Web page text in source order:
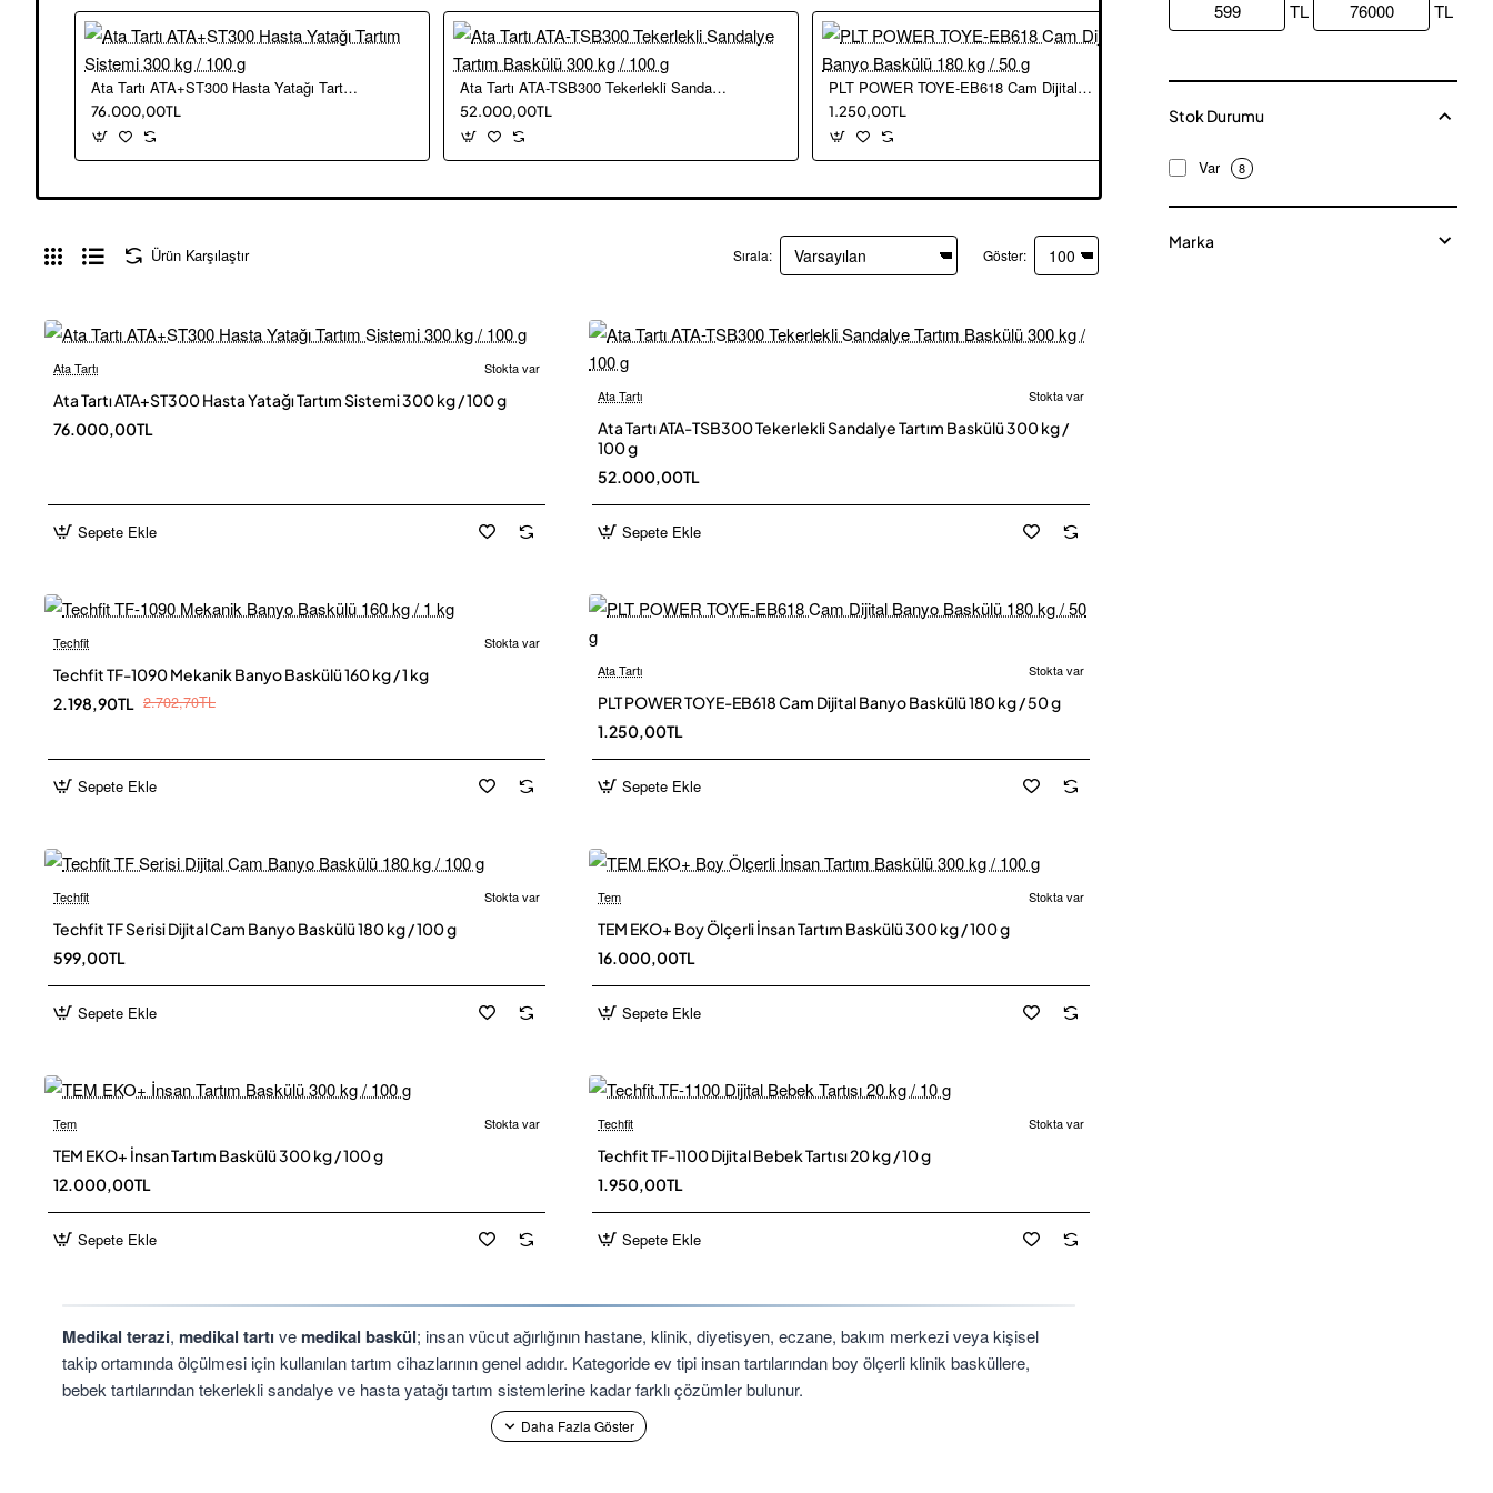
Ata Tartı ATA+ST300 Hasta Yatağı Tartım Sistemi 300 kg / 100 g
76.000,00TL
Ata Tartı ATA-TSB300 Tekerlekli Sandalye Tartım Baskülü 300 kg / 100 g
52.000,00TL
PLT POWER TOYE-EB618 Cam Dijital Banyo Baskülü 180 kg / 50 g
1.250,00TL
Techfit TF Serisi Dijital Cam Banyo Baskülü 180 kg / 100 g
599,00TL
Ürün Karşılaştır Sırala: Göster:
Ücretsiz Kargo
Ata Tartı Stokta var
Ata Tartı ATA+ST300 Hasta Yatağı Tartım Sistemi 300 kg / 100 g
76.000,00TL
Sepete Ekle
Ücretsiz Kargo
Ata Tartı Stokta var
Ata Tartı ATA-TSB300 Tekerlekli Sandalye Tartım Baskülü 300 kg /
100 g
52.000,00TL
Sepete Ekle
Techfit Stokta var
Techfit TF-1090 Mekanik Banyo Baskülü 160 kg / 1 kg
2.198,90TL 2.702,70TL
Sepete Ekle
Ata Tartı Stokta var
PLT POWER TOYE-EB618 Cam Dijital Banyo Baskülü 180 kg / 50 g
1.250,00TL
Sepete Ekle
Yeni
Techfit Stokta var
Techfit TF Serisi Dijital Cam Banyo Baskülü 180 kg / 100 g
599,00TL
Sepete Ekle
Ücretsiz Kargo
Tem Stokta var
TEM EKO+ Boy Ölçerli İnsan Tartım Baskülü 300 kg / 100 g
16.000,00TL
Sepete Ekle
Ücretsiz Kargo
Tem Stokta var
TEM EKO+ İnsan Tartım Baskülü 300 kg / 100 g
12.000,00TL
Sepete Ekle
Yeni
Techfit Stokta var
Techfit TF-1100 Dijital Bebek Tartısı 20 kg / 10 g
1.950,00TL
Sepete Ekle
Medikal terazi, medikal tartı ve medikal baskül; insan vücut ağırlığının hastane, klinik, diyetisyen, eczane, bakım merkezi veya kişisel
takip ortamında ölçülmesi için kullanılan tartım cihazlarının genel adıdır. Kategoride ev tipi insan tartılarından boy ölçerli klinik basküllere,
bebek tartılarından tekerlekli sandalye ve hasta yatağı tartım sistemlerine kadar farklı çözümler bulunur.
TL TL
Stok Durumu
Var 8
Marka